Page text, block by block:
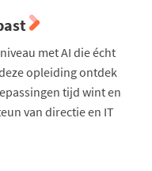
met AI die écht
opleiding ontdek
tijd wint en
van directie en IT